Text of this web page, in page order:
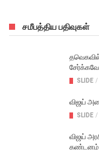
சமீபத்திய பதிவுகள்
SLIDE /
விஜய்
SLIDE /
விஜய்
கண்டனம்